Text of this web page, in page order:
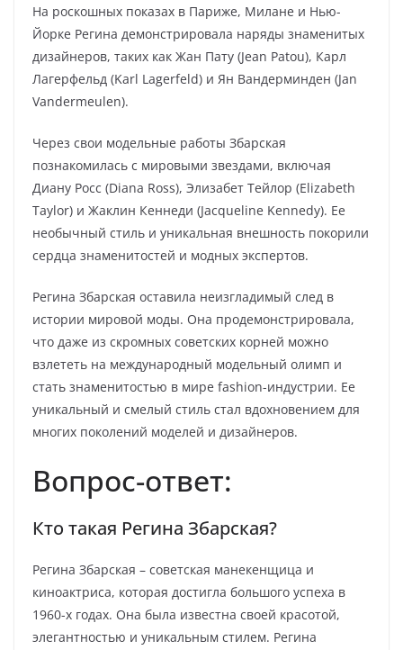
На роскошных показах в Париже, Милане и Нью-
Йорке Регина демонстрировала наряды знаменитых
дизайнеров, таких как Жан Пату (Jean Patou), Карл
Лагерфельд (Karl Lagerfeld) и Ян Вандерминден (Jan
Vandermeulen).
Через свои модельные работы Збарская
познакомилась с мировыми звездами, включая
Диану Росс (Diana Ross), Элизабет Тейлор (Elizabeth
Taylor) и Жаклин Кеннеди (Jacqueline Kennedy). Ее
необычный стиль и уникальная внешность покорили
сердца знаменитостей и модных экспертов.
Регина Збарская оставила неизгладимый след в
истории мировой моды. Она продемонстрировала,
что даже из скромных советских корней можно
взлететь на международный модельный олимп и
стать знаменитостью в мире fashion-индустрии. Ее
уникальный и смелый стиль стал вдохновением для
многих поколений моделей и дизайнеров.
Вопрос-ответ:
Кто такая Регина Збарская?
Регина Збарская – советская манекенщица и
киноактриса, которая достигла большого успеха в
1960-х годах. Она была известна своей красотой,
элегантностью и уникальным стилем. Регина